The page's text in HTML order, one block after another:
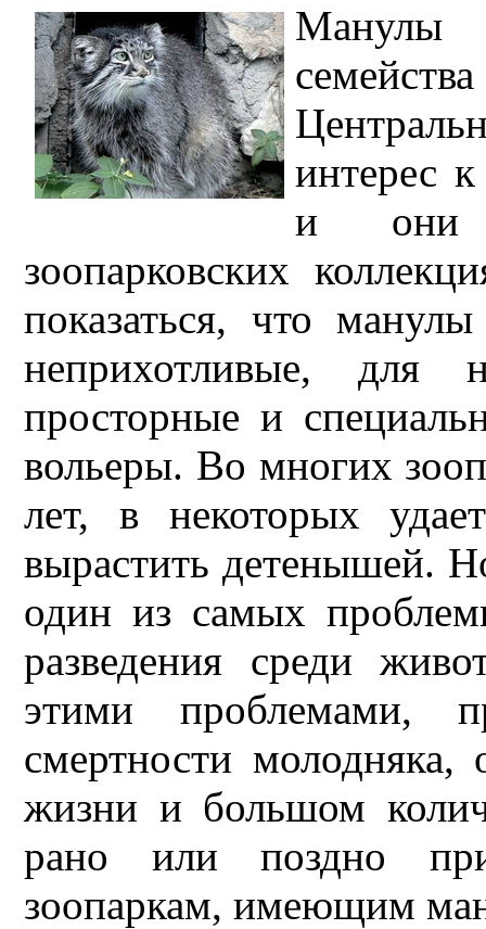
Манулы
интерес
и они
зоопарковских
показаться, что
неприхотливые, для
просторные и
вольеры. Во многих
лет, в некоторых
вырастить детенышей.
один из самых
разведения среди
этими проблемами,
смертности
жизни и большом
рано или поздно
зоопаркам, имеющим